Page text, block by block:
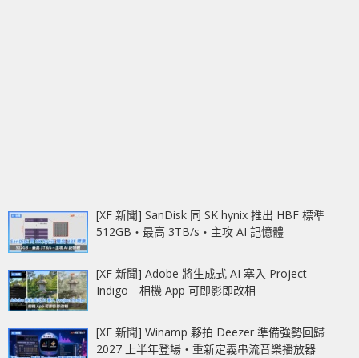
[XF 新聞] SanDisk 同 SK hynix 推出 HBF 標準
512GB‧最高 3TB/s‧主攻 AI 記憶體
[XF 新聞] Adobe 將生成式 AI 塞入 Project
Indigo 相機 App 可即影即改相
[XF 新聞] Winamp 夥拍 Deezer 準備強勢回歸
2027 上半年登場‧重新定義串流音樂播放器